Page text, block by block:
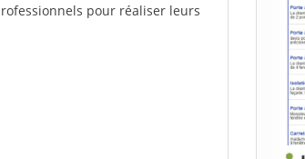
pour réaliser leurs